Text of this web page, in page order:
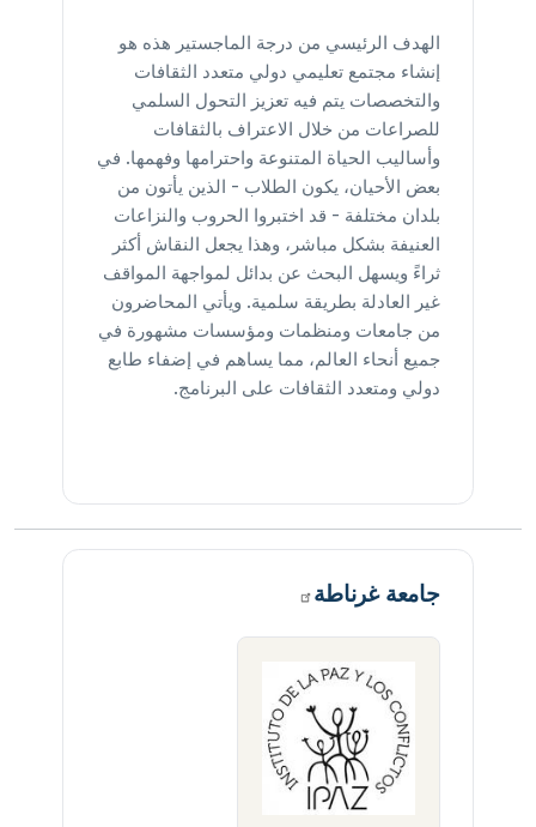
الهدف الرئيسي من درجة الماجستير هذه هو
إنشاء مجتمع تعليمي دولي متعدد الثقافات
والتخصصات يتم فيه تعزيز التحول السلمي
للصراعات من خلال الاعتراف بالثقافات
وأساليب الحياة المتنوعة واحترامها وفهمها. في
بعض الأحيان، يكون الطلاب - الذين يأتون من
بلدان مختلفة - قد اختبروا الحروب والنزاعات
العنيفة بشكل مباشر، وهذا يجعل النقاش أكثر
ثراءً ويسهل البحث عن بدائل لمواجهة المواقف
غير العادلة بطريقة سلمية. ويأتي المحاضرون
من جامعات ومنظمات ومؤسسات مشهورة في
جميع أنحاء العالم، مما يساهم في إضفاء طابع
دولي ومتعدد الثقافات على البرنامج.
جامعةغرناطة